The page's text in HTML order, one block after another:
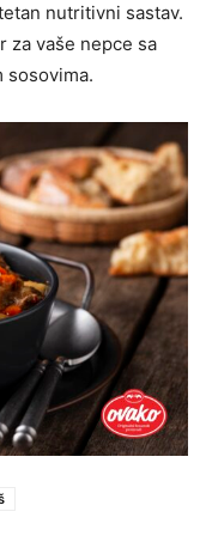
nutritivni sastav.
za vaše nepce sa
sosovima.